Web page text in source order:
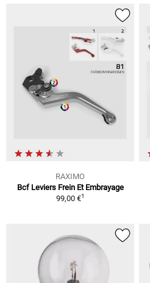
RAXIMO
Bcf Leviers Frein Et Embrayage
99,00 €1